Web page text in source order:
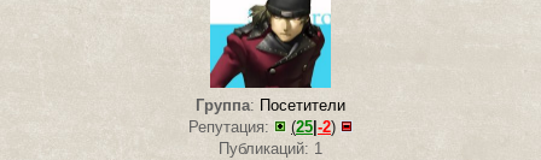
Группа: Посетители
Репутация:
(25 -2)
Публикаций: 1